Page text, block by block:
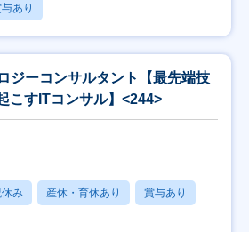
あり
ジーコンサルタント【最先端技
こすITコンサル】<244>
み 産休・育休あり 賞与あり